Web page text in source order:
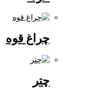
چراغ قوه